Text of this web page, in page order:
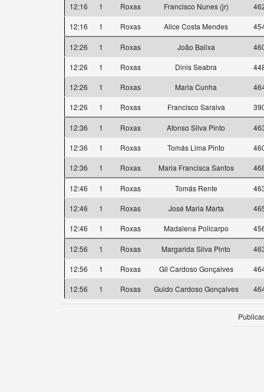
12:16
1 Roxas Francisco Nunes (jr)
12:16
1 Roxas Alice Costa Mendes
12:26 1 Roxas João Balixa
12:26
1 Roxas Dinis Seabra
12:26
1 Roxas Maria Cunha
12:26
1 Roxas Francisco Saraiva
12:36 1 Roxas Afonso Silva Pinto
12:36
1 Roxas Tomás Lima Pinto
12:36
1 Roxas Maria Francisca Santos
12:46 1 Roxas Tomás Rente
12:46
1 Roxas José Maria Marta
12:46
1 Roxas Madalena Policarpo
12:56 1 Roxas Margarida Silva Pinto
12:56
1 Roxas Gil Cardoso Gonçalves
12:56
1 Roxas Guido Cardoso Gonçalves